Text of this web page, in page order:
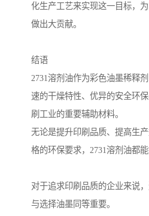
化生产工艺来实现这一目标，
做出大贡献。
结语
2731溶剂油作为彩色油墨稀释
速的干燥特性、优异的安全环
刷工业的重要辅助材料。
无论是提升印刷品质、提高生
格的环保要求，2731溶剂油都能
对于追求印刷品质的企业来说
与选择油墨同等重要。